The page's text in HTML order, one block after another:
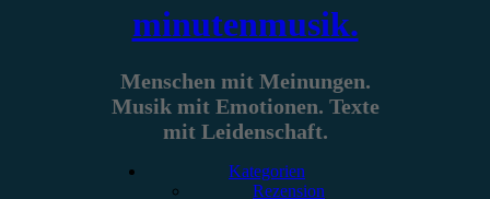
minutenmusik.
Menschen mit Meinungen.
Musik mit Emotionen. Texte
mit Leidenschaft.
Kategorien
Rezension